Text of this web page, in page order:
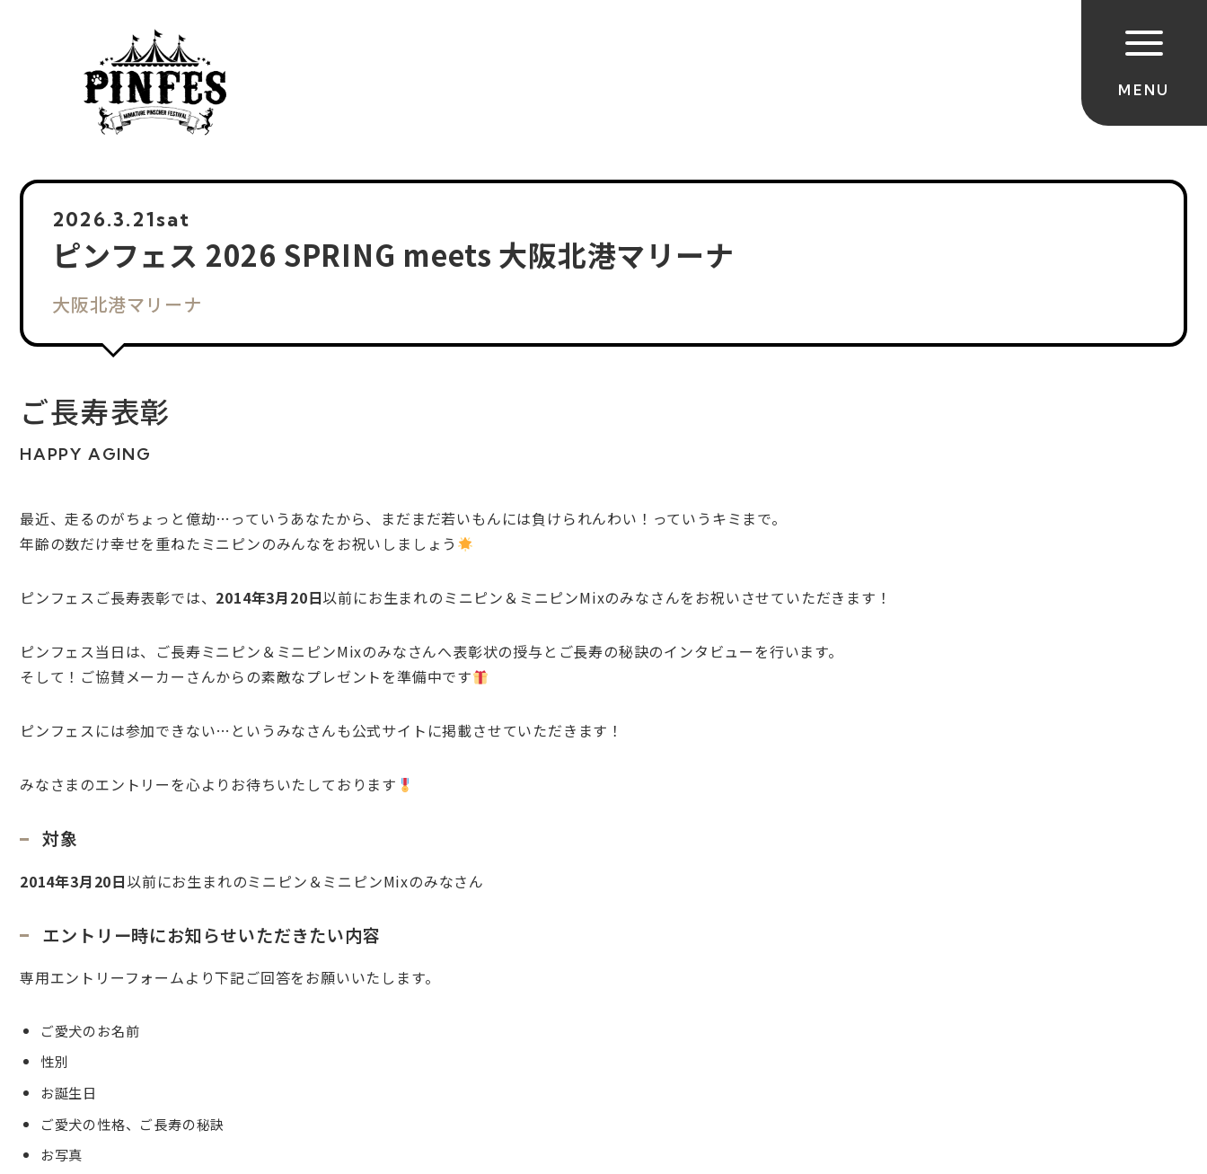
2026.3.21sat
ピンフェス 2026 SPRING meets 大阪北港マリーナ
大阪北港マリーナ
ご長寿表彰
HAPPY AGING
最近、走るのがちょっと億劫…っていうあなたから、まだまだ若いもんには負けられんわい！っていうキミまで。
年齢の数だけ幸せを重ねたミニピンのみんなをお祝いしましょう
ピンフェスご長寿表彰では、 2014年3月20日以前にお生まれのミニピン＆ミニピンMixのみなさんをお祝いさせていただきます！
ピンフェス当日は、ご長寿ミニピン＆ミニピンMixのみなさんへ表彰状の授与とご長寿の秘訣のインタビューを行います。
そして！ご協賛メーカーさんからの素敵なプレゼントを準備中です
ピンフェスには参加できない…というみなさんも公式サイトに掲載させていただきます！
みなさまのエントリーを心よりお待ちいたしております
対象
2014年3月20日以前にお生まれのミニピン＆ミニピンMixのみなさん
エントリー時にお知らせいただきたい内容
専用エントリーフォームより下記ご回答をお願いいたします。
ご愛犬のお名前
性別
お誕生日
ご愛犬の性格、ご長寿の秘訣
お写真